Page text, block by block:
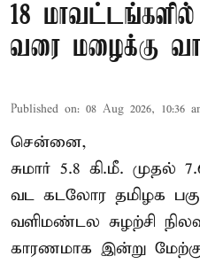
18
வரை மழைக்கு
Published on: 08 Aug 2026, 10:36
சென்னை,
சுமார் 5.8 கி.மீ. முதல்
வட கடலோர தமிழக
வளிமண்டல சுழற்சி
காரணமாக இன்று